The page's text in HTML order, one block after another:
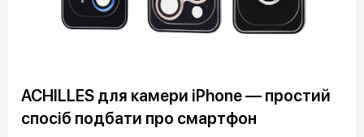
ACHILLES для камери iPhone — простий
спосіб подбати про смартфон